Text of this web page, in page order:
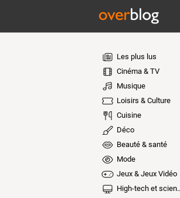
Les plus lus
Cinéma & TV
Musique
Loisirs & Culture
Cuisine
Déco
Beauté & santé
Mode
Jeux & Jeux Vidéo
High-tech et sciences